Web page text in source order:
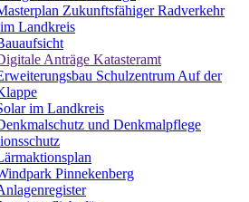
Zukunftsfähiger Radverkehr
Landkreis
Anträge Katasteramt
Schulzentrum Auf der
im Landkreis
und Denkmalpflege
Pinnekenberg